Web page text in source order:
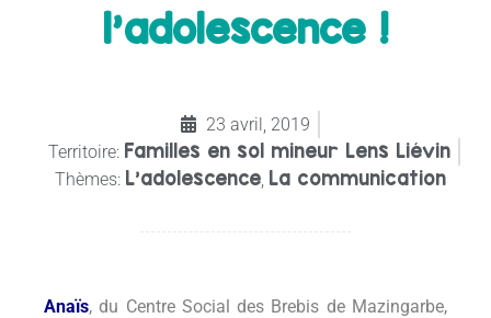
l’adolescence !
23 avril, 2019
Territoire: Familles en sol mineur Lens Liévin
Thèmes: L’adolescence, La communication
Anaïs, du Centre Social des Brebis de Mazingarbe,